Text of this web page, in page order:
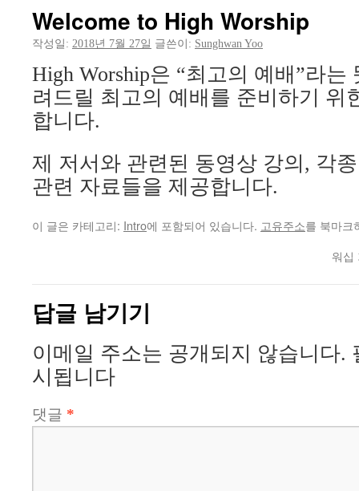
Welcome to High Worship
작성일: 2018년 7월 27일 글쓴이: Sunghwan Yoo
High Worship은 “최고의 예배”라
려드릴 최고의 예배를 준비하기 위
합니다.
제 저서와 관련된 동영상 강의, 각
관련 자료들을 제공합니다.
이 글은 카테고리: Intro에 포함되어 있습니다. 고유주소를 북마크
워십
답글 남기기
이메일 주소는 공개되지 않습니다.
시됩니다
댓글 *